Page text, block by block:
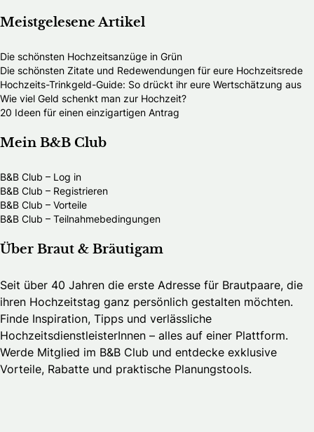
Meistgelesene Artikel
Die schönsten Hochzeitsanzüge in Grün
Die schönsten Zitate und Redewendungen für eure Hochzeitsrede
Hochzeits-Trinkgeld-Guide: So drückt ihr eure Wertschätzung aus
Wie viel Geld schenkt man zur Hochzeit?
20 Ideen für einen einzigartigen Antrag
Mein B&B Club
B&B Club – Log in
B&B Club – Registrieren
B&B Club – Vorteile
B&B Club – Teilnahmebedingungen
Über Braut & Bräutigam
Seit über 40 Jahren die erste Adresse für Brautpaare, die
ihren Hochzeitstag ganz persönlich gestalten möchten.
Finde Inspiration, Tipps und verlässliche
HochzeitsdienstleisterInnen – alles auf einer Plattform.
Werde Mitglied im B&B Club und entdecke exklusive
Vorteile, Rabatte und praktische Planungstools.